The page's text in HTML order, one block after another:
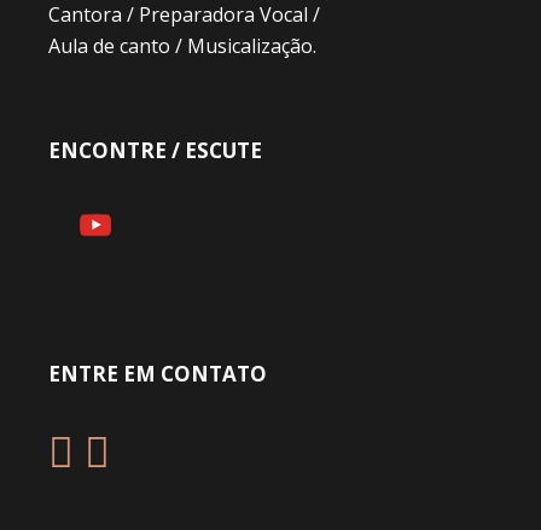
Cantora / Preparadora Vocal /
Aula de canto / Musicalização.
ENCONTRE / ESCUTE
ENTRE EM CONTATO